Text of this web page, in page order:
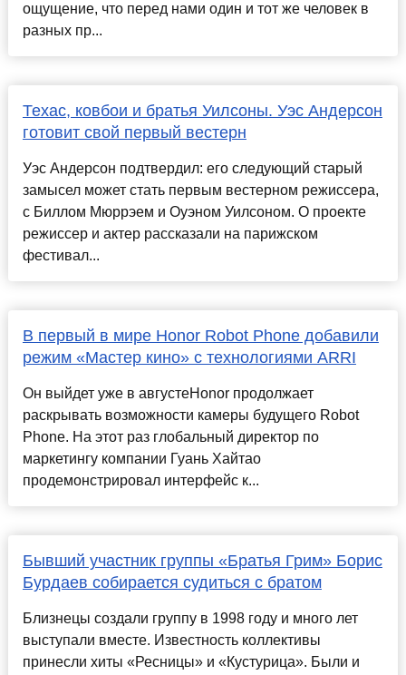
ощущение, что перед нами один и тот же человек в
разных пр...
Техас, ковбои и братья Уилсоны. Уэс Андерсон
готовит свой первый вестерн
Уэс Андерсон подтвердил: его следующий старый
замысел может стать первым вестерном режиссера,
с Биллом Мюррэем и Оуэном Уилсоном. О проекте
режиссер и актер рассказали на парижском
фестивал...
В первый в мире Honor Robot Phone добавили
режим «Мастер кино» с технологиями ARRI
Он выйдет уже в августеHonor продолжает
раскрывать возможности камеры будущего Robot
Phone. На этот раз глобальный директор по
маркетингу компании Гуань Хайтао
продемонстрировал интерфейс к...
Бывший участник группы «Братья Грим» Борис
Бурдаев собирается судиться с братом
Близнецы создали группу в 1998 году и много лет
выступали вместе. Известность коллективы
принесли хиты «Ресницы» и «Кустурица». Были и